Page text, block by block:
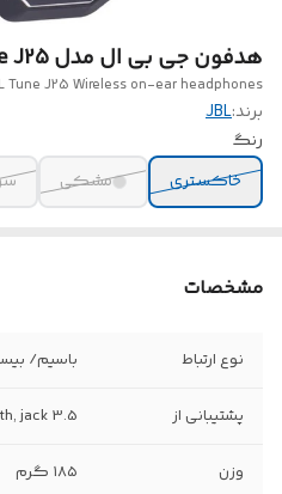
هدفون جی بی ال مدل JBL Tune J25
Tune J25 Wireless on-ear headphones
برند:JBL
رنگ
خاکستری
مشکی
مشخصات
نوع ارتباط باسیم/
پشتیبانی از jack 3.5
وزن ۱۸۵ گرم